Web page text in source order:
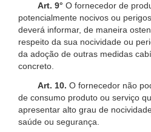
Art. 9° O fornecedor de
potencialmente nocivos ou
deverá informar, de maneira
respeito da sua nocividade ou
da adoção de outras medidas
concreto.
Art. 10. O fornecedor não
de consumo produto ou serviço
apresentar alto grau de
saúde ou segurança.